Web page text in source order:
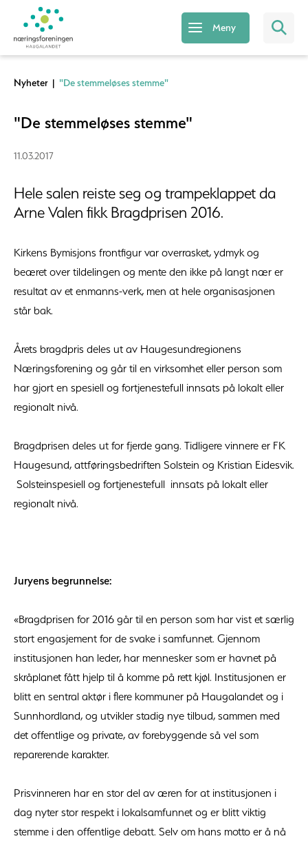
Meny
Nyheter | "De stemmeløses stemme"
"De stemmeløses stemme"
11.03.2017
Hele salen reiste seg og trampeklappet da
Arne Valen fikk Bragdprisen 2016.
Kirkens Bymisjons frontfigur var overrasket, ydmyk og
beæret over tildelingen og mente den ikke på langt nær er
resultat av et enmanns-verk, men at hele organisasjonen
står bak.
Årets bragdpris deles ut av Haugesundregionens
Næringsforening og går til en virksomhet eller person som
har gjort en spesiell og fortjenestefull innsats på lokalt eller
regionalt nivå.
Bragdprisen deles ut for fjerde gang. Tidligere vinnere er FK
Haugesund, attføringsbedriften Solstein og Kristian Eidesvik.
Solsteinspesiell og fortjenestefull innsats på lokalt eller
regionalt nivå.
Juryens begrunnelse:
«Bragdprisen for 2016 går til en person som har vist et særlig
stort engasjement for de svake i samfunnet. Gjennom
institusjonen han leder, har mennesker som er havnet på
skråplanet fått hjelp til å komme på rett kjøl. Institusjonen er
blitt en sentral aktør i flere kommuner på Haugalandet og i
Sunnhordland, og utvikler stadig nye tilbud, sammen med
det offentlige og private, av forebyggende så vel som
reparerende karakter.
Prisvinneren har en stor del av æren for at institusjonen i
dag nyter stor respekt i lokalsamfunnet og er blitt viktig
stemme i den offentlige debatt. Selv om hans motto er å nå